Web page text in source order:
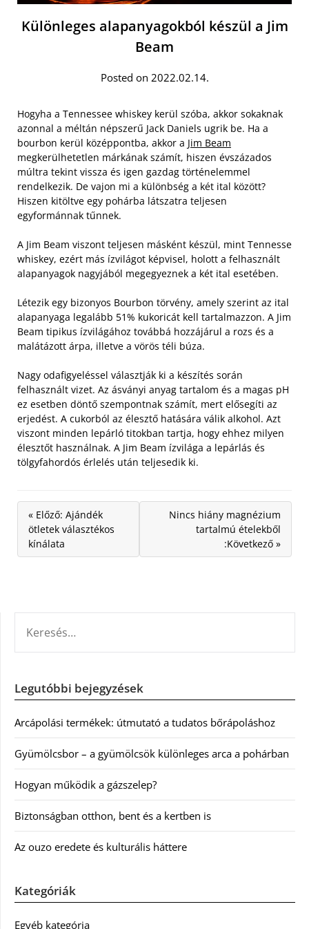
Különleges alapanyagokból készül a Jim
Beam
Posted on 2022.02.14.
Hogyha a Tennessee whiskey kerül szóba, akkor sokaknak
azonnal a méltán népszerű Jack Daniels ugrik be. Ha a
bourbon kerül középpontba, akkor a Jim Beam
megkerülhetetlen márkának számít, hiszen évszázados
múltra tekint vissza és igen gazdag történelemmel
rendelkezik. De vajon mi a különbség a két ital között?
Hiszen kitöltve egy pohárba látszatra teljesen
egyformánnak tűnnek.
A Jim Beam viszont teljesen másként készül, mint Tennesse
whiskey, ezért más ízvilágot képvisel, holott a felhasznált
alapanyagok nagyjából megegyeznek a két ital esetében.
Létezik egy bizonyos Bourbon törvény, amely szerint az ital
alapanyaga legalább 51% kukoricát kell tartalmazzon. A Jim
Beam tipikus ízvilágához továbbá hozzájárul a rozs és a
malátázott árpa, illetve a vörös téli búza.
Nagy odafigyeléssel választják ki a készítés során
felhasznált vizet. Az ásványi anyag tartalom és a magas pH
ez esetben döntő szempontnak számít, mert elősegíti az
erjedést. A cukorból az élesztő hatására válik alkohol. Azt
viszont minden lepárló titokban tartja, hogy ehhez milyen
élesztőt használnak. A Jim Beam ízvilága a lepárlás és
tölgyfahordós érlelés után teljesedik ki.
« Előző: Ajándék
ötletek választékos
kínálata
Nincs hiány magnézium
tartalmú ételekből
:Következő »
Legutóbbi bejegyzések
Arcápolási termékek: útmutató a tudatos bőrápoláshoz
Gyümölcsbor – a gyümölcsök különleges arca a pohárban
Hogyan működik a gázszelep?
Biztonságban otthon, bent és a kertben is
Az ouzo eredete és kulturális háttere
Kategóriák
Egyéb kategória